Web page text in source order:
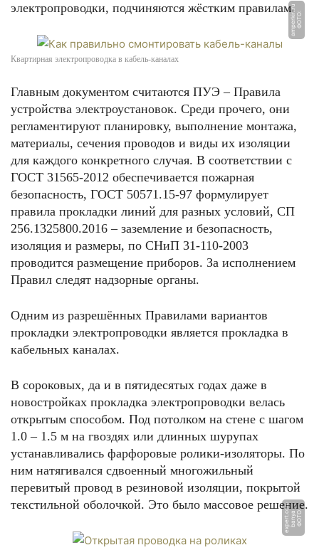
электропроводки, подчиняются жёстким правилам.
Ф
О
Т
О:
a
m
p
e
r
ki
n.
r
u
Квартирная электропроводка в кабель-каналах
Главным документом считаются ПУЭ – Правила
устройства электроустановок. Среди прочего, они
регламентируют планировку, выполнение монтажа,
материалы, сечения проводов и виды их изоляции
для каждого конкретного случая. В соответствии с
ГОСТ 31565-2012 обеспечивается пожарная
безопасность, ГОСТ 50571.15-97 формулирует
правила прокладки линий для разных условий, СП
256.1325800.2016 – заземление и безопасность,
изоляция и размеры, по СНиП 31-110-2003
проводится размещение приборов. За исполнением
Правил следят надзорные органы.
Одним из разрешённых Правилами вариантов
прокладки электропроводки является прокладка в
кабельных каналах.
В сороковых, да и в пятидесятых годах даже в
новостройках прокладка электропроводки велась
открытым способом. Под потолком на стене с шагом
1.0 – 1.5 м на гвоздях или длинных шурупах
устанавливались фарфоровые ролики-изоляторы. По
ним натягивался сдвоенный многожильный
перевитый провод в резиновой изоляции, покрытой
текстильной оболочкой. Это было массовое решение.
Ф
О
Т
О:
b
a
n
y
a
-
e
x
p
e
r
t.
c
o
m